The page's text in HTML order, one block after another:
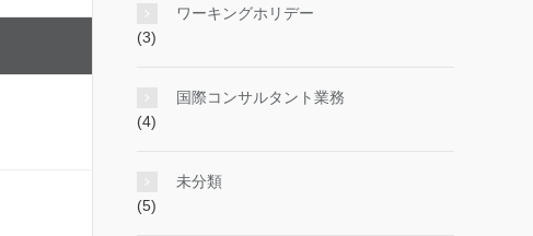
ワーキングホリデー
(3)
国際コンサルタント業務
(4)
未分類
(5)